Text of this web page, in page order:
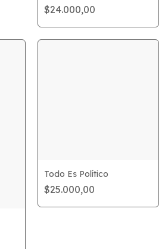
$24.000,00
Todo Es Político
$25.000,00